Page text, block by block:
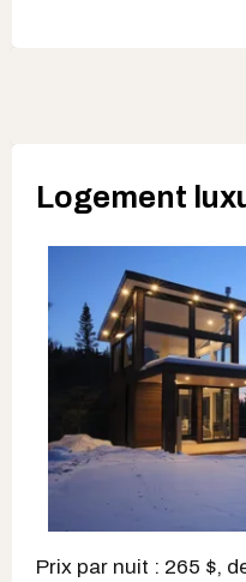
Logement
Prix par nuit : 265 $,